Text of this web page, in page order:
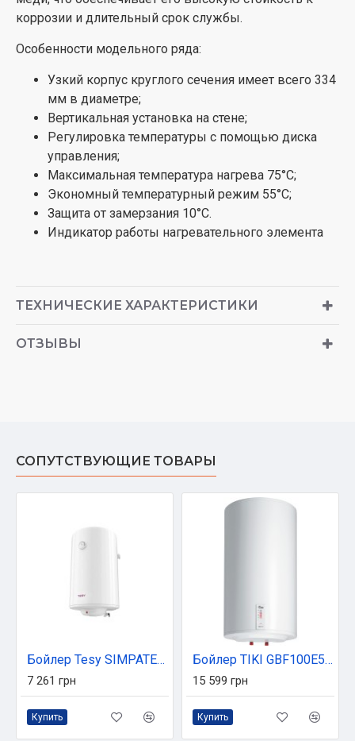
коррозии и длительный срок службы.
Особенности модельного ряда:
Узкий корпус круглого сечения имеет всего 334
мм в диаметре;
Вертикальная установка на стене;
Регулировка температуры с помощью диска
управления;
Максимальная температура нагрева 75°С;
Экономный температурный режим 55°С;
Защита от замерзания 10°С.
Индикатор работы нагревательного элемента
ТЕХНИЧЕСКИЕ ХАРАКТЕРИСТИКИ
ОТЗЫВЫ
СОПУТСТВУЮЩИЕ ТОВАРЫ
Бойлер Tesy SIMPATECO 80
7 261 грн
Купить
Бойлер TIKI GBF100E5-ECON_TIKI
15 599 грн
Купить